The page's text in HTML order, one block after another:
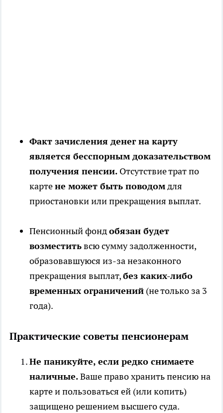
Факт зачисления денег на карту
является бесспорным доказательством
получения пенсии. Отсутствие трат по
картене может быть поводомдля
приостановки или прекращения выплат.
Пенсионный фондобязан будет
возместитьвсю сумму задолженности,
образовавшуюся из-за незаконного
прекращения выплат,без каких-либо
временных ограничений (не только за 3
года).
Практические советы пенсионерам
Не паникуйте, если редко снимаете
наличные.Ваше право хранить пенсию на
карте и пользоваться ей (или копить)
защищено решением высшего суда.